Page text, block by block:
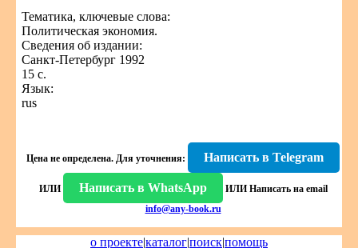
Тематика, ключевые слова:
Политическая экономия.
Сведения об издании:
Санкт-Петербург 1992
15 с.
Язык:
rus
Цена не определена. Для уточнения: Написать в Telegram
ИЛИ Написать в WhatsApp ИЛИ Написать на email
info@any-book.ru
о проекте|каталог|поиск|помощь